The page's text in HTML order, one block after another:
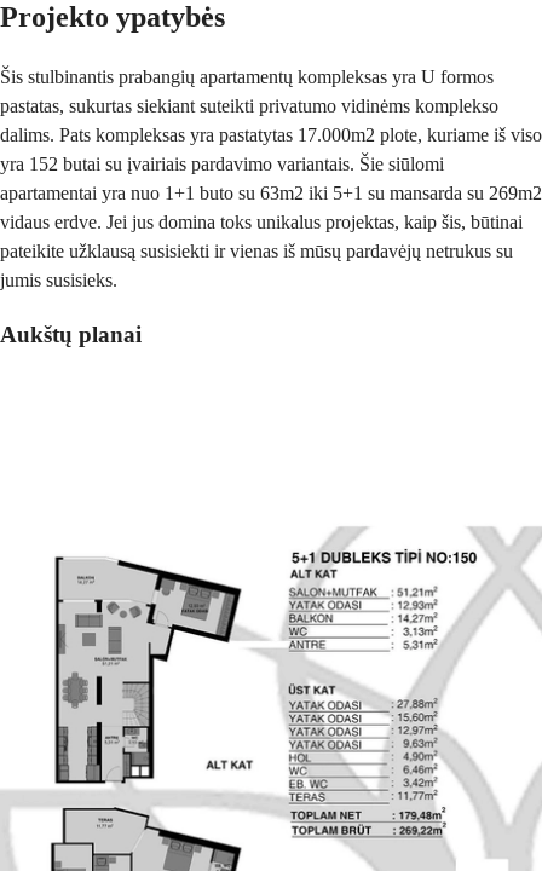
Projekto ypatybės
Šis stulbinantis prabangių apartamentų kompleksas yra U formos
pastatas, sukurtas siekiant suteikti privatumo vidinėms komplekso
dalims. Pats kompleksas yra pastatytas 17.000m2 plote, kuriame iš viso
yra 152 butai su įvairiais pardavimo variantais. Šie siūlomi
apartamentai yra nuo 1+1 buto su 63m2 iki 5+1 su mansarda su 269m2
vidaus erdve. Jei jus domina toks unikalus projektas, kaip šis, būtinai
pateikite užklausą susisiekti ir vienas iš mūsų pardavėjų netrukus su
jumis susisieks.
Aukštų planai